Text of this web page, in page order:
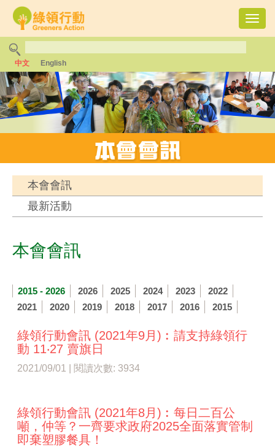
中文 English
本會會訊
最新活動
本會會訊
2015 - 2026 2026 2025 2024 2023
2022
2021
2020 2019 2018 2017 2016 2015
綠領行動會訊 (2021年9月)︰請支持綠領行
動 11‧27 賣旗日
2021/09/01 | 閱讀次數: 3934
綠領行動會訊 (2021年8月)︰每日二百公
噸，仲等？一齊要求政府2025全面落實管制
即棄塑膠餐具！